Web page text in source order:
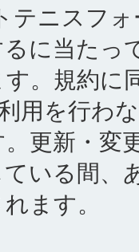
テニスフォ
るに当たっ
。規約に
用を行わ
更新・変
ている間、
ます。